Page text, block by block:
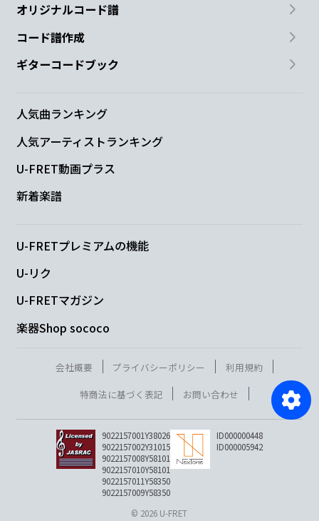
オリジナルコード譜
コード譜作成
ギターコードブック
人気曲ランキング
人気アーティストランキング
U-FRET動画プラス
新着楽譜
U-FRETプレミアムの機能
U-リク
U-FRETマガジン
楽器Shop sococo
会社概要 プライバシーポリシー
利用規約
特商法に基づく表記
お問い合わせ
9022157001Y38026
9022157002Y31015
9022157008Y58101
9022157010Y58101
9022157011Y58350
9022157009Y58350
ID000000448
ID000005942
© 2026 U-FRET